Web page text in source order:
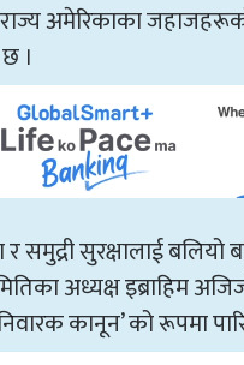
अमेरिकाका
।
सुरक्षालाई
अध्यक्ष इब्राहिम
कानून’ को रूपमा